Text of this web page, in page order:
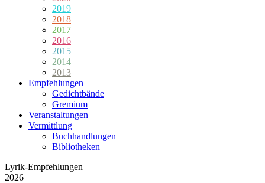
2019
2018
2017
2016
2015
2014
2013
Empfehlungen
Gedichtbände
Gremium
Veranstaltungen
Vermittlung
Buchhandlungen
Bibliotheken
Lyrik-Empfeh­lungen
2026